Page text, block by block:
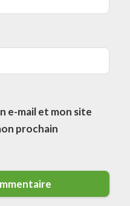
e-mail et mon site
prochain